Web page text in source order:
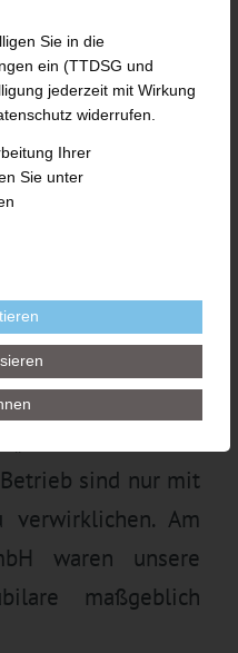
sind für
für Know-how
Beweis für ein
Bei der
wurden nun elf
unserem Team“,
Peter J. Uth bei
des diesjährigen
sind nur mit
verwirklichen. Am
waren unsere
maßgeblich
Sie in die
ein (TTDSG und
jederzeit mit Wirkung
widerrufen.
Ihrer
Sie unter